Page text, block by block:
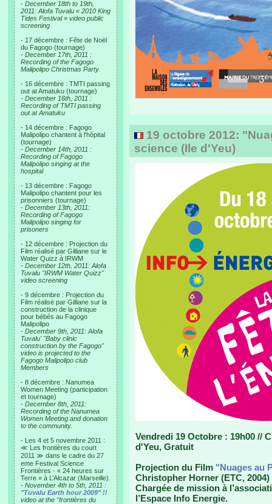
- December 18th to 19th,
2011: Alofa Tuvalu « 2010 King
Tides Festival » video public
screening
- 17 décembre : Fête de Noël
du Fagogo (tournage)
- December 17th, 2011 :
Recording of the Fagogo
Malipolipo Christmas Party
- 16 décembre : TMTI passing
out at Amatuku (tournage)
- December 16th, 2011 :
Recording of TMTI passing
out at Amatuku
- 14 décembre : Fagogo
Malipolipo chantent à l'hôpital
(tournage)
- December 14th, 2011 :
Recording of Fagogo
Malipolipo singing at the
hospital
- 13 décembre : Fagogo
Malipolipo chantent pour les
prisonniers (tournage)
- December 13th, 2011:
Recording of Fagogo
Malipolipo singing for
prisoners
- 12 décembre : Projection du
Film réalisé par Gilliane sur le
Water Quizz à IRWM
- December 12th, 2011: Alofa
Tuvalu "IRWM Water Quizz"
video screening
- 9 décembre : Projection du
Film réalisé par Gilliane sur la
construction de la clinique
pour bébés au Fagogo
Malipolipo
- December 9th, 2011: Alofa
Tuvalu' "Baby clinic
construction by the Fagogo"
video is projected to the
Fagogo Malipolipo club
Members
- 8 décembre : Nanumea
Women Meeting (participation
et tournage)
- December 8th, 2011:
Recording of the Nanumea
Women Meeting and donation
to the community.
- Les 4 et 5 novembre 2011 :
≪ Les frontières du court
2011 ≫ dans le cadre du 27
eme Festival Science
Frontières - « 24 heures sur
Terre » à L’Alcazar (Marseille).
- November 4th to 5th, 2011 :
"Tuvalu Earth hour 2009" !!
video at the "frontières du
19 octobre 2012:
science (Ile d'Yeu)
Vendredi 19 Octobre : 19h00 //
d'Yeu, Gratuit
Projection du Film "Nuages au
Christopher Horner (ETC,
Chargée de mission à
l’Espace Info Energie.